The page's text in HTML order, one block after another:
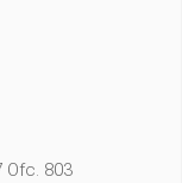
Ofc. 803